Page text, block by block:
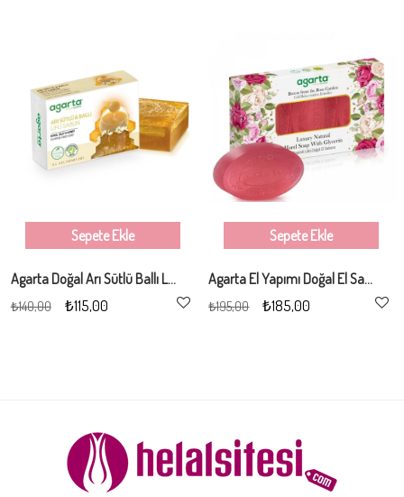
Agarta Doğal Arı Sütlü Ballı Lifli Sabun 150gr
₺115,00
₺140,00
Sepete Ekle
Agarta El Yapımı Doğal El Sabunu Gül Bahçesi 3*100 gr
₺185,00
₺195,00
Sepete Ekle